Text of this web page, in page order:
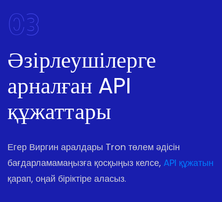
03
Әзірлеушілерге
арналған API
құжаттары
Егер Виргин аралдары Tron төлем әдісін
бағдарламамаңызға қосқыңыз келсе, API құжатын
қарап, оңай біріктіре аласыз.